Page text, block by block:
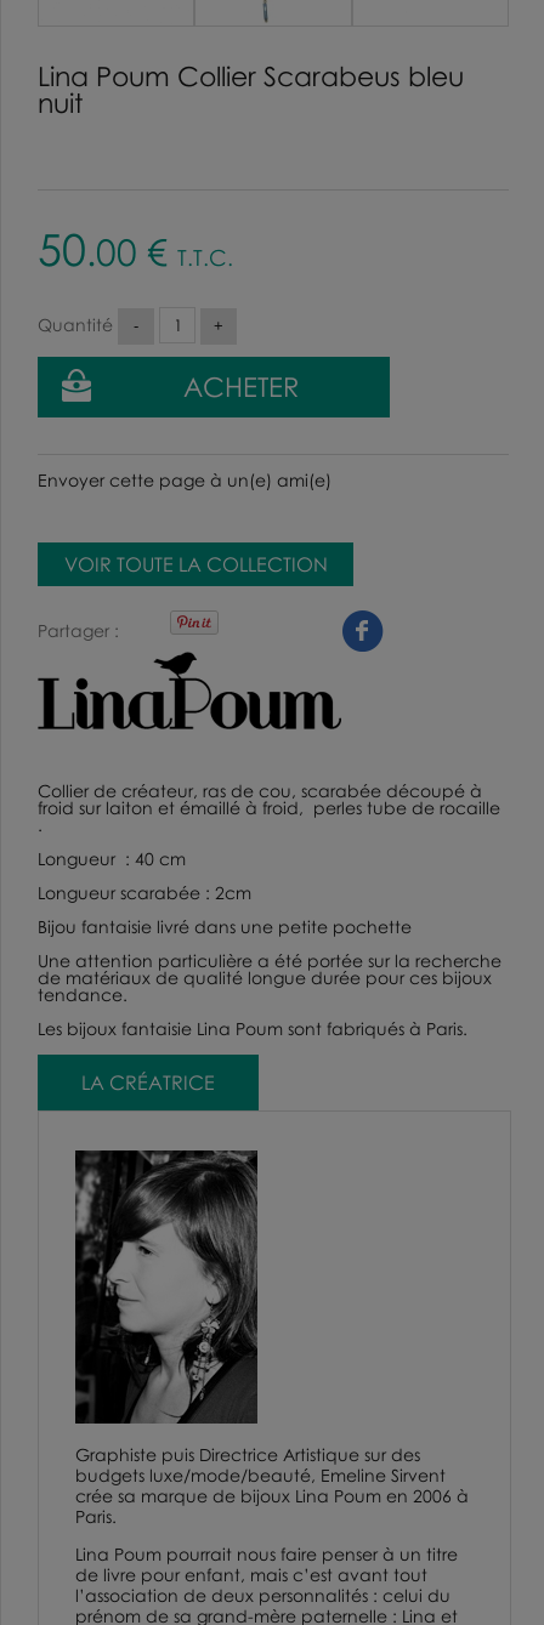
Lina Poum Collier Scarabeus bleu
nuit
50.00 € T.T.C.
Quantité
Envoyer cette page à un(e) ami(e)
VOIR TOUTE LA COLLECTION
Partager
Collier de créateur, ras de cou, scarabée découpé à
froid sur laiton et émaillé à froid, perles tube de rocaille
.
Longueur : 40 cm
Longueur scarabée : 2cm
Bijou fantaisie livré dans une petite pochette
Une attention particulière a été portée sur la recherche
de matériaux de qualité longue durée pour ces bijoux
tendance.
Les bijoux fantaisie Lina Poum sont fabriqués à Paris.
LA CRÉATRICE
Graphiste puis Directrice Artistique sur des
budgets luxe/mode/beauté, Emeline Sirvent
crée sa marque de bijoux Lina Poum en 2006 à
Paris.
Lina Poum pourrait nous faire penser à un titre
de livre pour enfant, mais c’est avant tout
l’association de deux personnalités : celui du
prénom de sa grand-mère paternelle : Lina et